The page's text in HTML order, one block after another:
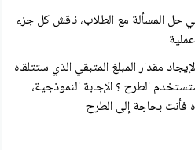
حل المسألة مع الطلاب، ناقش كل جزء
مقدار المبلغ المتبقي الذي ستتلقاه
الطرح ؟ الإجابة النموذجية،
فأنت بحاجة إلى الطرح